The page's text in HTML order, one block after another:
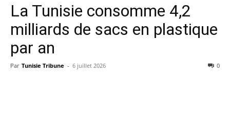
La Tunisie consomme 4,2
milliards de sacs en plastique
par an
Par Tunisie Tribune - 6 juillet 2026 0